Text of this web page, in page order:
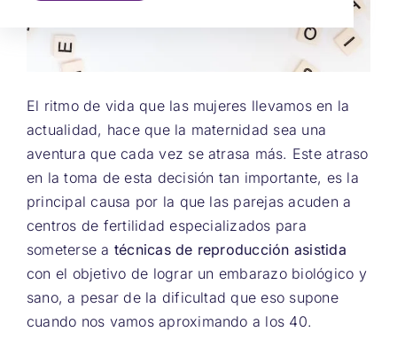
El ritmo de vida que las mujeres llevamos en la
actualidad, hace que la maternidad sea una
aventura que cada vez se atrasa más. Este atraso
en la toma de esta decisión tan importante, es la
principal causa por la que las parejas acuden a
centros de fertilidad especializados para
someterse a técnicas de reproducción asistida
con el objetivo de lograr un embarazo biológico y
sano, a pesar de la dificultad que eso supone
cuando nos vamos aproximando a los 40.